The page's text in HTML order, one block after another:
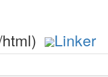
Linker